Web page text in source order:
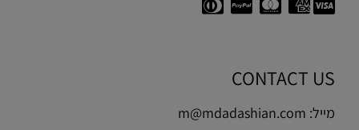
CONTACT US
מייל: m@mdadashian.com